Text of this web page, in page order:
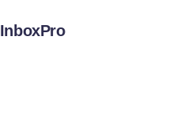
InboxPro